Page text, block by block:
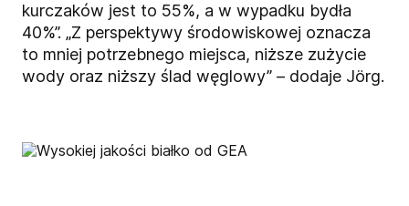
kurczaków jest to 55%, a w wypadku bydła
40%”. „Z perspektywy środowiskowej oznacza
to mniej potrzebnego miejsca, niższe zużycie
wody oraz niższy ślad węglowy” – dodaje Jörg.